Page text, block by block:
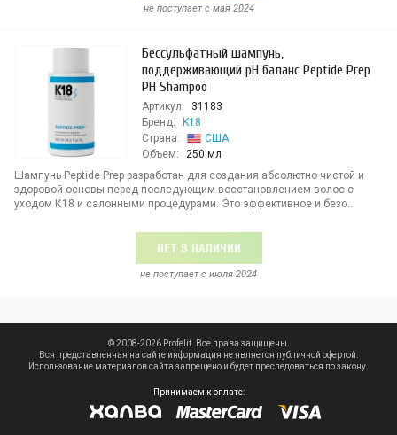
не поступает c мая 2024
Бессульфатный шампунь,
поддерживающий pH баланс Peptide Prep
PH Shampoo
Артикул:
31183
Бренд:
K18
Страна:
США
Объем:
250 мл
Шампунь Peptide Prep разработан для создания абсолютно чистой и
здоровой основы перед последующим восстановлением волос с
уходом К18 и салонными процедурами. Это эффективное и безо...
НЕТ В НАЛИЧИИ
не поступает c июля 2024
© 2008-2026 Profelit. Все права защищены.
Вся представленная на сайте информация не является публичной офертой.
Использование материалов сайта запрещено и будет преследоваться по закону.
Принимаем к оплате: